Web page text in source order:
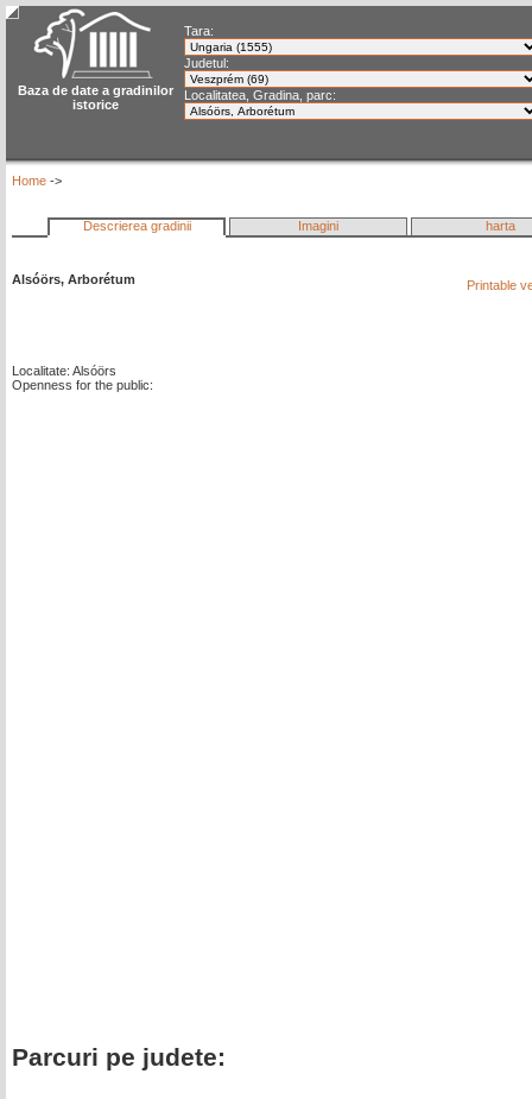
Baza de date a gradinilor
istorice
Tara:
Judetul:
Localitatea, Gradina, parc:
Home ->
Descrierea gradinii Imagini harta
Alsóörs, Arborétum Printable
Localitate: Alsóörs
Openness for the public:
Parcuri pe judete: